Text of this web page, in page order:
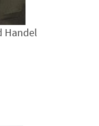
Handel